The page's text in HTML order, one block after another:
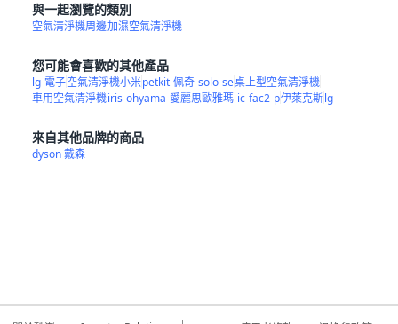
與一起瀏覽的類別
空氣清淨機周邊加濕空氣清淨機
您可能會喜歡的其他產品
lg-電子空氣清淨機小米petkit-佩奇-solo-se桌上型空氣清淨機
車用空氣清淨機iris-ohyama-愛麗思歐雅瑪-ic-fac2-p伊萊克斯lg
來自其他品牌的商品
dyson 戴森